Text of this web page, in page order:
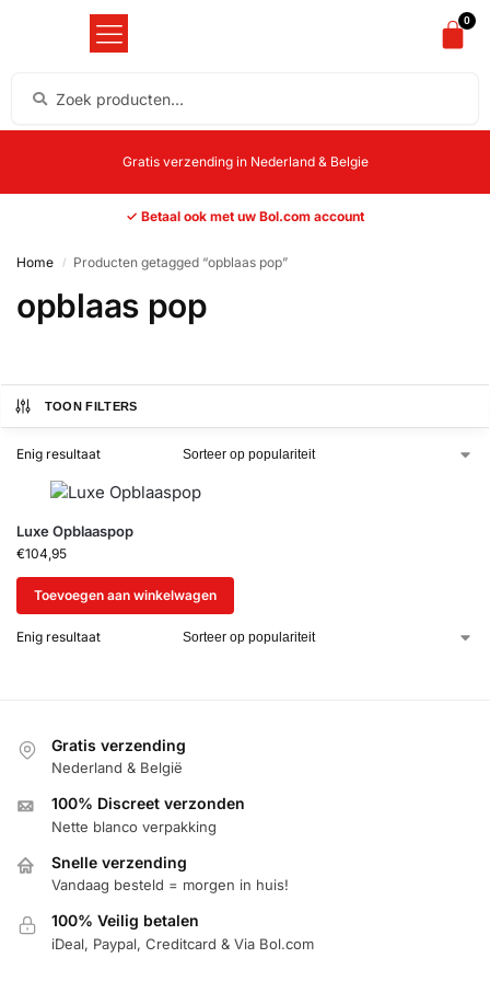
0
Gratis verzending in Nederland & Belgie
✓ Betaal ook met uw Bol.com account
Home / Producten getagged “opblaas pop”
opblaas pop
TOON FILTERS
Enig resultaat
Luxe Opblaaspop
€104,95
Toevoegen aan winkelwagen
Enig resultaat
Gratis verzending
Nederland & België
100% Discreet verzonden
Nette blanco verpakking
Snelle verzending
Vandaag besteld = morgen in huis!
100% Veilig betalen
iDeal, Paypal, Creditcard & Via Bol.com